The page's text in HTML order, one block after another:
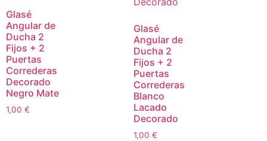
Glasé
Angular de
Ducha 2
Fijos + 2
Puertas
Correderas
Decorado
Negro Mate
1,00 €
Glasé
Angular de
Ducha 2
Fijos + 2
Puertas
Correderas
Blanco
Lacado
Decorado
1,00 €